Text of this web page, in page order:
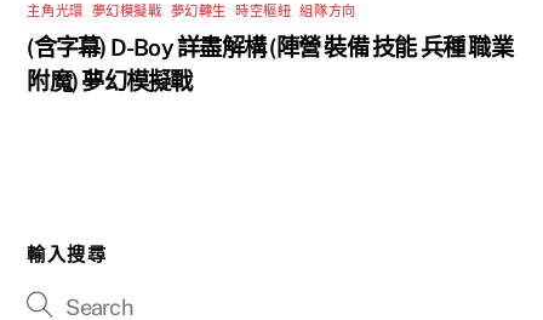
主角光環 夢幻模擬戰 夢幻轉生 時空樞紐 ,組隊方向
(含字幕) D-Boy 詳盡解構 (陣營 裝備 技能 兵種 職業
附魔) 夢幻模擬戰
輸入搜尋